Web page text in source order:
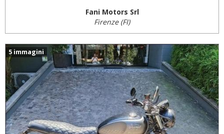
Fani Motors Srl
Firenze (FI)
5 immagini